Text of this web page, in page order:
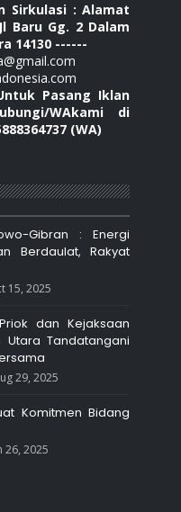
Sirkulasi : Alamat
Baru Gg. 2 Dalam
14130 ------
Pasang Iklan
WAkami di
(WA)
Gibran : Energi
Berdaulat, Rakyat
15, 2025
dan Kejaksaan
Tandatangani
29, 2025
Komitmen Bidang
26, 2025